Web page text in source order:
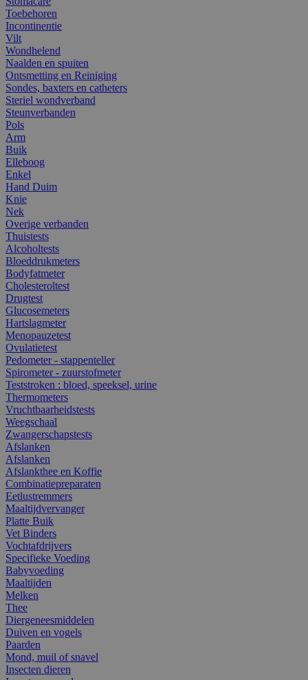
Toebehoren
Incontinentie
Vilt
Wondhelend
Naalden en spuiten
Ontsmetting en Reiniging
Sondes, baxters en catheters
Steriel wondverband
Steunverbanden
Pols
Arm
Buik
Elleboog
Enkel
Hand Duim
Knie
Nek
Overige verbanden
Thuistests
Alcoholtests
Bloeddrukmeters
Bodyfatmeter
Cholesteroltest
Drugtest
Glucosemeters
Hartslagmeter
Menopauzetest
Ovulatietest
Pedometer - stappenteller
Spirometer - zuurstofmeter
Teststroken : bloed, speeksel, urine
Thermometers
Vruchtbaarheidstests
Weegschaal
Zwangerschapstests
Afslanken
Afslanken
Afslankthee en Koffie
Combinatiepreparaten
Eetlustremmers
Maaltijdvervanger
Platte Buik
Vet Binders
Vochtafdrijvers
Specifieke Voeding
Babyvoeding
Maaltijden
Melken
Thee
Diergeneesmiddelen
Duiven en vogels
Paarden
Mond, muil of snavel
Insecten dieren